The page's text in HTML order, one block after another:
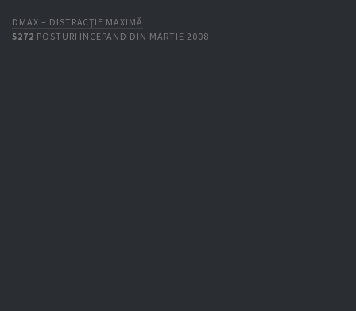
DMAX – DISTRACŢIE MAXIMĂ
5272 POSTURI INCEPAND DIN MARTIE 2008